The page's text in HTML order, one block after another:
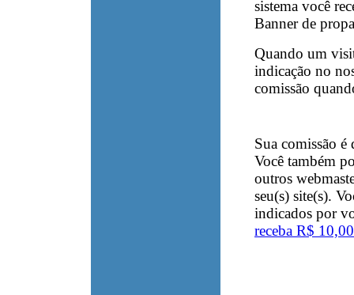
sistema você
Banner de
Quando um
indicação no
comissão
Sua comissão é
Você também
outros
seu(s) site(s).
indicados por
receba R$ 10,00